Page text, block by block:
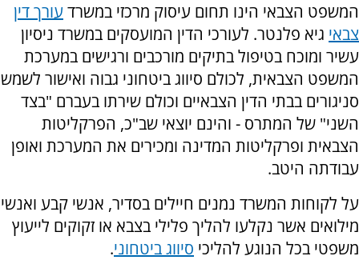
המשפט הצבאי הינו תחום עיסוק מרכזי במשרד עורך דין
צבאי גיא פלנטר. לעורכי הדין המועסקים במשרד ניסיון
עשיר ומוכח בטיפול בתיקים מורכבים ורגישים במערכת
המשפט הצבאית, לכולם סיווג ביטחוני גבוה ואישור לשמש
סניגורים בבתי הדין הצבאיים וכולם שירתו בעברם "בצד
השני" של המתרס - והינם יוצאי שב"כ, הפרקליטות
הצבאית ופרקליטות המדינה ומכירים את המערכת ואופן
עבודתה היטב.
על לקוחות המשרד נמנים חיילים בסדיר, אנשי קבע ואנשי
מילואים אשר נקלעו להליך פלילי בצבא או זקוקים לייעוץ
משפטי בכל הנוגע להליכי סיווג ביטחוני.